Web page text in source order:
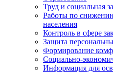
Труд и социальная
Работы по
населения
Контроль в сфере
Защита
Формирование
Социально-
Информация для